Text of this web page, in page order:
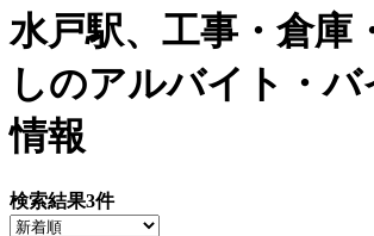
水戸駅、工事・倉庫
しのアルバイト・バ
情報
検索結果3件